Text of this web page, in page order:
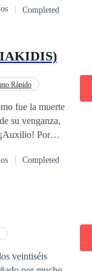
al lugar
celos y la
Completed
Rápido
fue la muerte
su venganza,
—
ella también
dulce y
por diente,
Completed
veintiséis